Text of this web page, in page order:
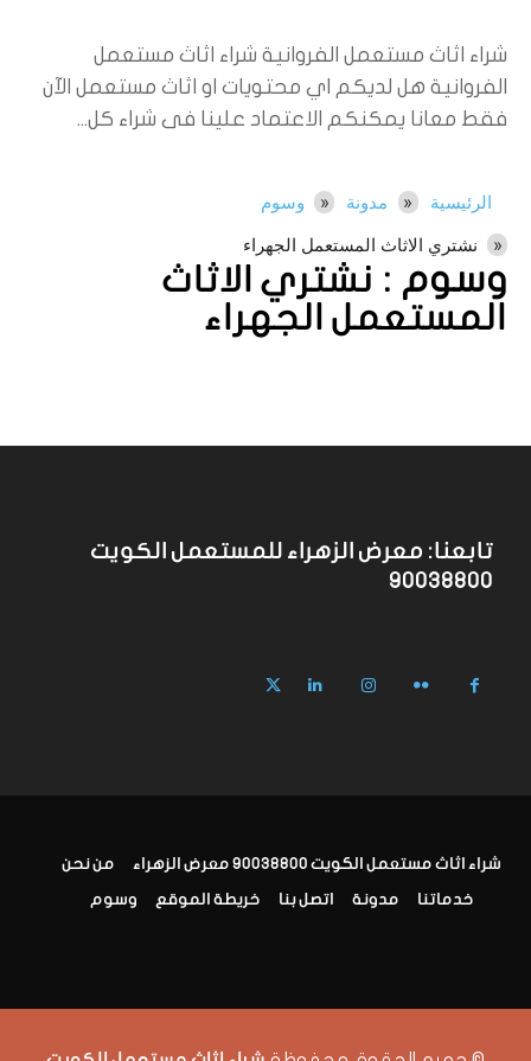
وسوم : نشتري الاثاث
المستعمل الجهراء
الرئيسية مدونة
وسوم
نشتري الاثاث المستعمل الجهراء
شراء اثاث مستعمل الفروانية شراء اثاث مستعمل
الفروانية هل لديكم اي محتويات او اثاث مستعمل الآن
فقط معانا يمكنكم الاعتماد علينا فى شراء كل...
تابعنا: معرض الزهراء للمستعمل الكويت
90038800
شراء اثاث مستعمل الكويت 90038800 معرض الزهراء من نحن
خدماتنا مدونة اتصل بنا خريطة الموقع وسوم